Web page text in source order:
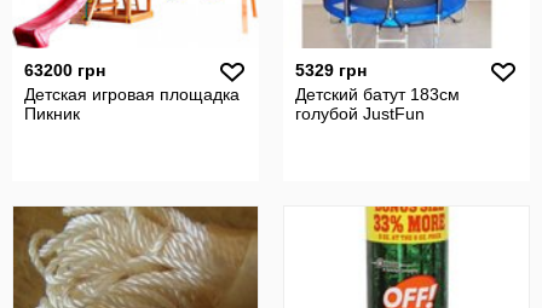
63200 грн
Детская игровая площадка
Пикник
5329 грн
Детский батут 183см
голубой JustFun